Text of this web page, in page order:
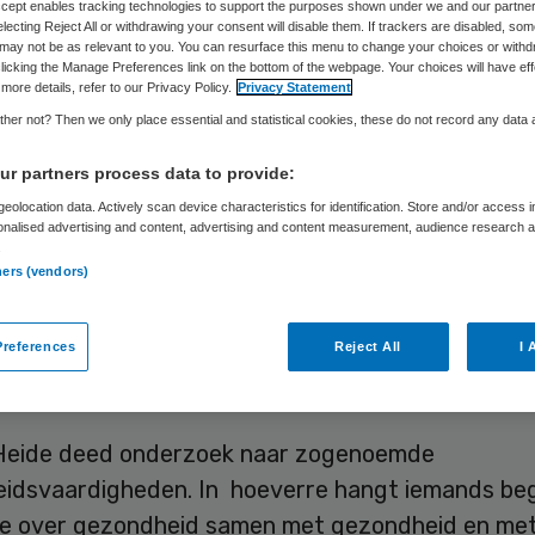
Skipr Redactie 26 mei 2015,09:04 29 keer gelezen
minder gezondheidsvaardigheden voelen
hebben meer moeite met zelfmanagement, hun
minder moeite hebben informatie over hun
en toe te passen. Dat blijkt uit het
der Heide op basis van onderzoek bij het
deed onderzoek naar zogenoemde
In hoeverre hangt iemands
over gezondheid samen met gezondheid en
enables tracking technologies to support the purposes shown under we and our
Reject All or withdrawing your consent will disable them. If trackers are disabled,
not be as relevant to you. You can resurface this menu to change your choices or
the Manage Preferences link on the bottom of the webpage. Your choices will have
details, refer to our Privacy Policy.
Privacy Statement
not? Then we only place essential and statistical cookies, these do not record any data
partners process data to provide:
data. Actively scan device characteristics for identification. Store and/or access
advertising and content, advertising and content measurement, audience research
(vendors)
Reject All I